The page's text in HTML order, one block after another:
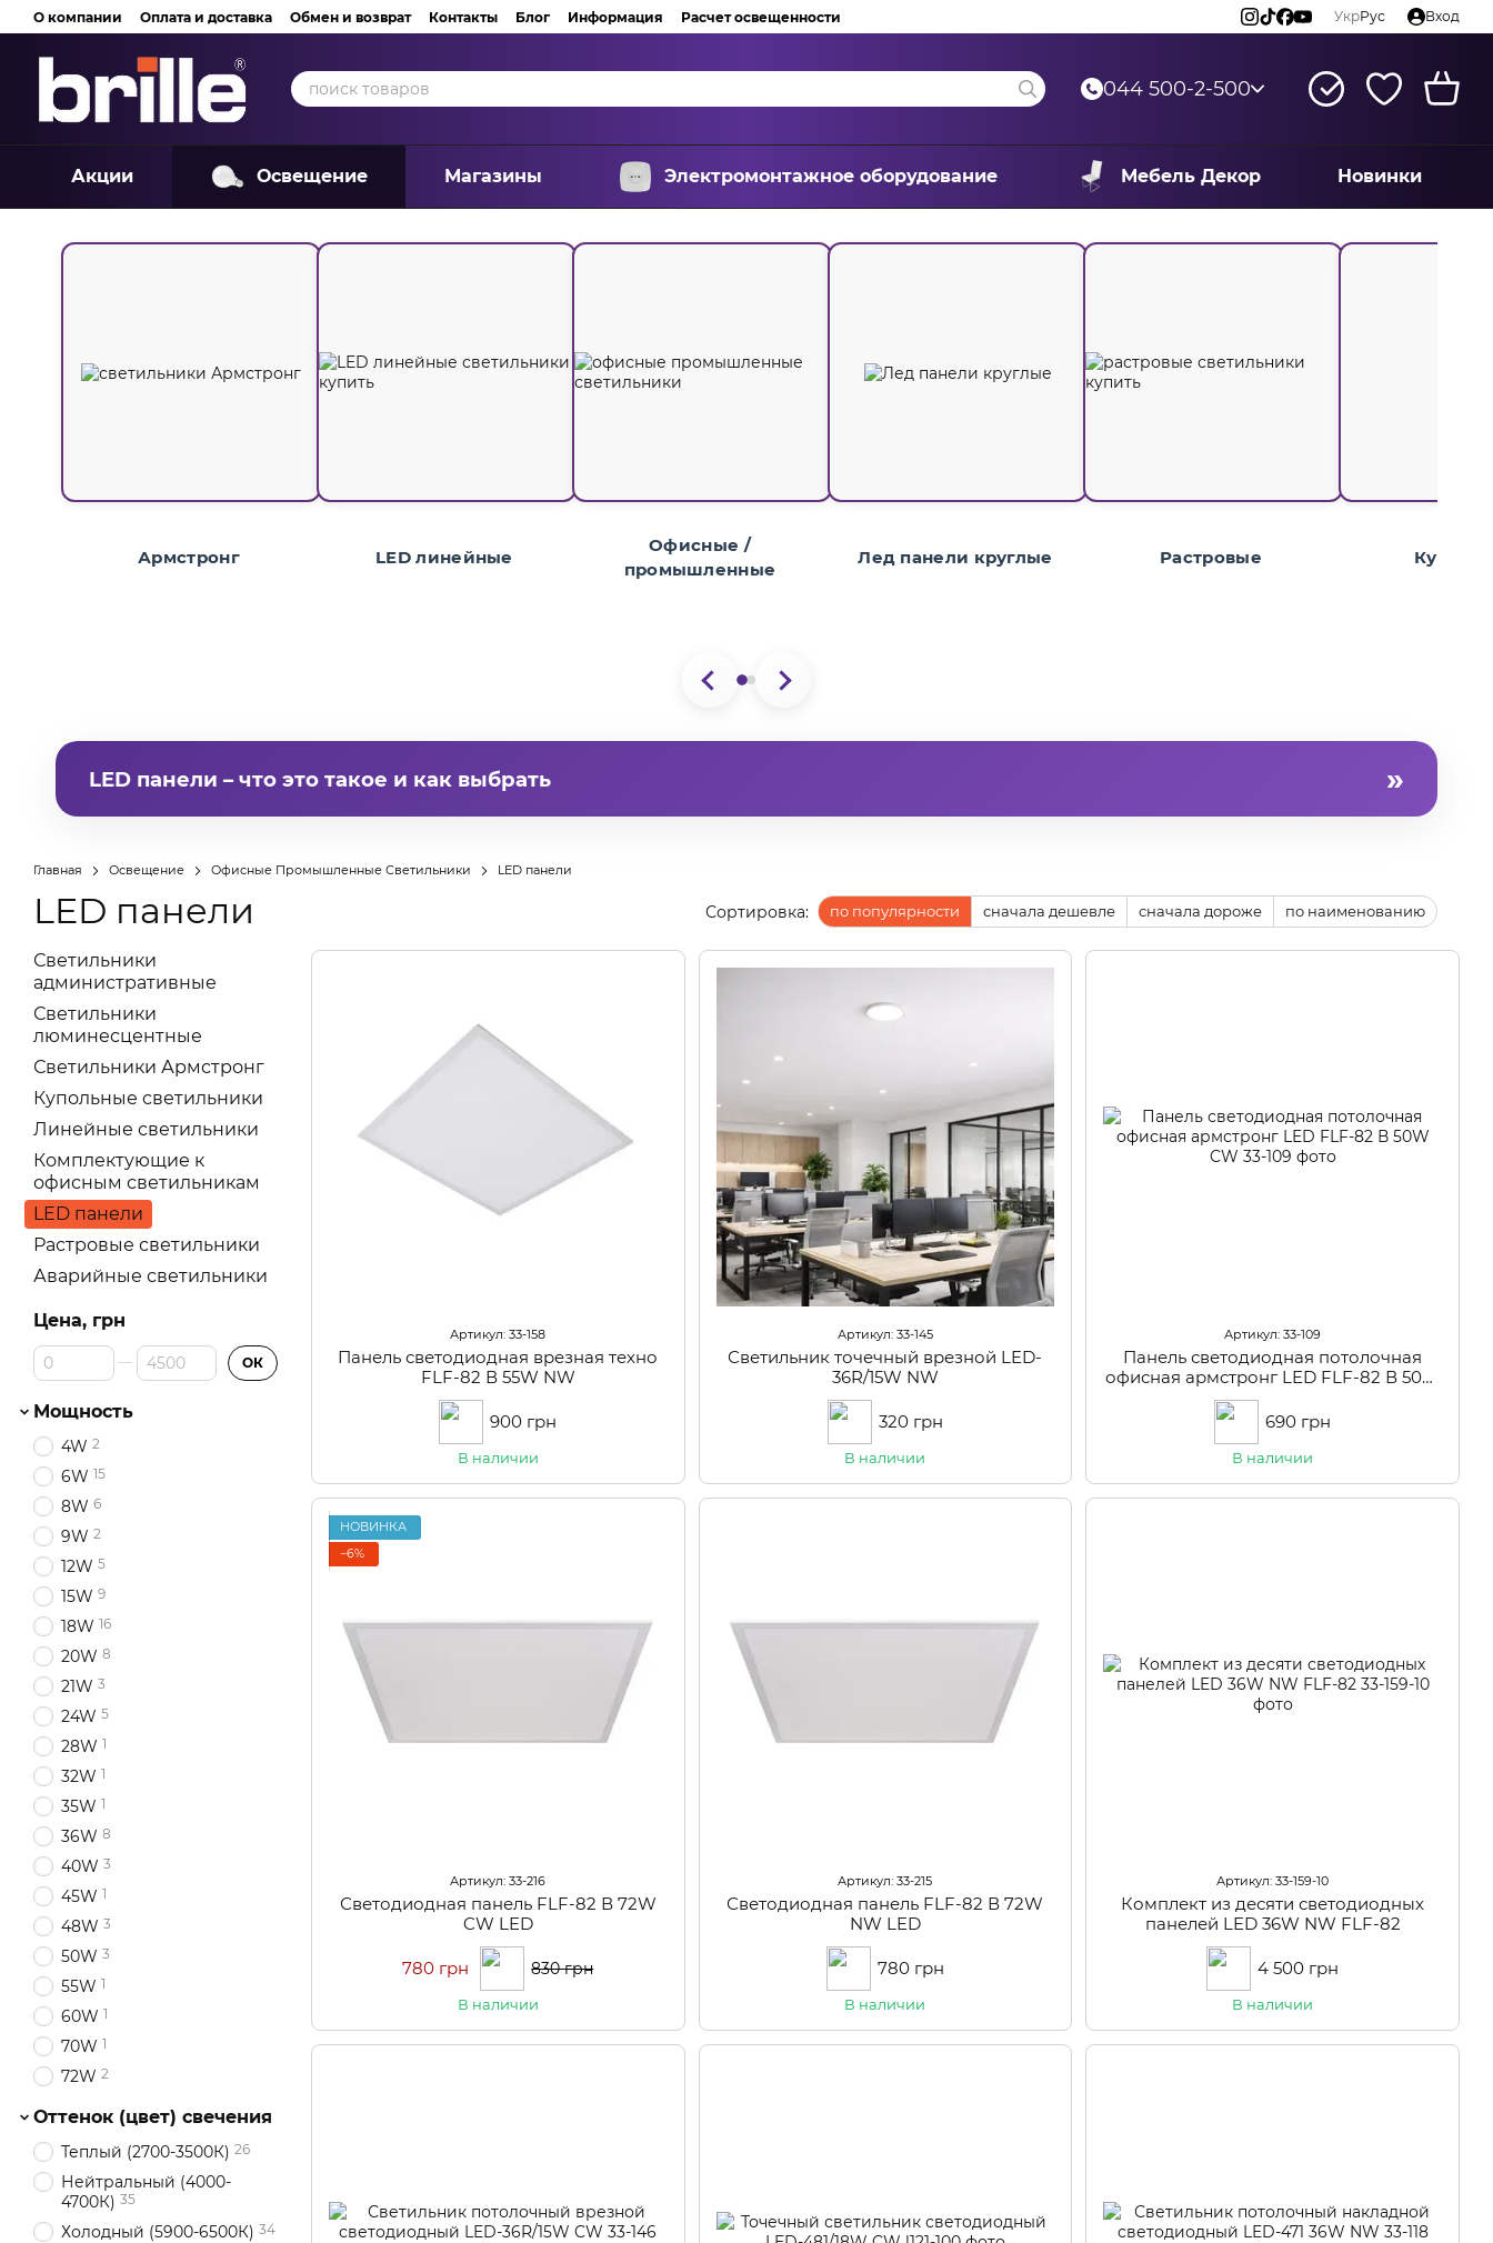
Перейти к основному контенту
О компании Оплата и доставка Обмен и возврат Контакты Блог Информация Расчет освещенности УкрРус Вход
044 500-2-500
Акции Освещение Магазины Электромонтажное оборудование Мебель Декор Новинки
Армстронг LED линейные
Офисные /
промышленные
Лед панели круглые Растровые
LED панели – что это такое и как выбрать »
электроэнергии, служат 30-000-50-000 часов без замены. Стандартный размер 600х600 мм подходит для потолков армстронг. Купить LED панели в
Доставка по Украине, официальная гарантия, сертифицированные товары.
Главная Освещение Офисные Промышленные Светильники LED панели
LED панели Сортировка: по популярности сначала дешевле сначала дороже по наименованию
Артикул: 33-158
Панель светодиодная врезная техно
FLF-82 В 55W NW
900 грн
В наличии
Артикул: 33-145
Светильник точечный врезной LED-
36R/15W NW
320 грн
В наличии
Артикул: 33-109
Панель светодиодная потолочная
офисная армстронг LED FLF-82 В 50W
CW
690 грн
В наличии
НОВИНКА
−6%
Артикул: 33-216
Светодиодная панель FLF-82 В 72W
CW LED
830 грн
780 грн
В наличии
Артикул: 33-215
Светодиодная панель FLF-82 В 72W
NW LED
780 грн
В наличии
Артикул: 33-159-10
Комплект из десяти светодиодных
панелей LED 36W NW FLF-82
4 500 грн
В наличии
Светильники
административные
Светильники
люминесцентные
Светильники Армстронг
Купольные светильники
Линейные светильники
Комплектующие к
офисным светильникам
LED панели
Растровые светильники
Аварийные светильники
Цена, грн
От Цена, грн
До Цена, грн ОК
Мощность
4W 2
6W 15
8W 6
9W 2
12W 5
15W 9
18W 16
20W 8
21W 3
24W 5
28W 1
32W 1
35W 1
36W 8
40W 3
45W 1
48W 3
50W 3
55W 1
60W 1
70W 1
72W 2
Оттенок (цвет) свечения
Теплый (2700-3500К) 26
Нейтральный (4000-
4700К) 35
Холодный (5900-6500К) 34